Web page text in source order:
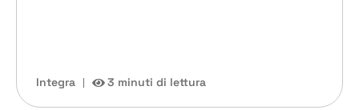
Integra 3 minuti di lettura